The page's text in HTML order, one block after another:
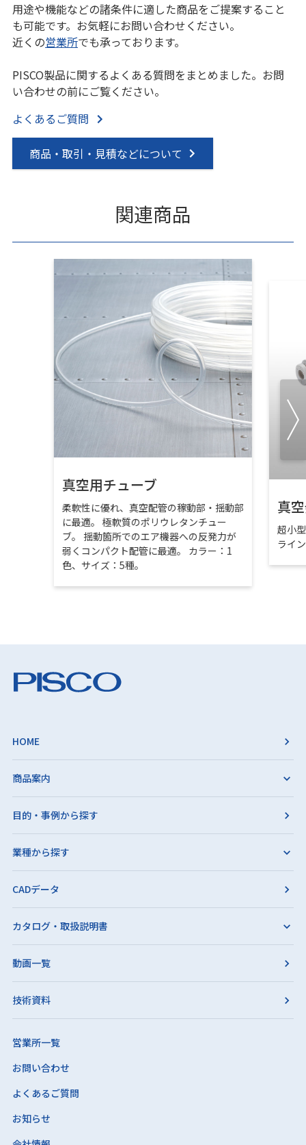
用途や機能などの諸条件に適した商品をご提案すること
も可能です。お気軽にお問い合わせください。
近くの営業所でも承っております。
PISCO製品に関するよくある質問をまとめました。お問
い合わせの前にご覧ください。
よくあるご質問
商品・取引・見積などについて
関連商品
真空用チューブ
柔軟性に優れ、真空配管の稼動部・揺動部
に最適。 極軟質のポリウレタンチュー
ブ。 揺動箇所でのエア機器への反発力が
弱くコンパクト配管に最適。 カラー：1
色、サイズ：5種。
真
超小
ライ
HOME
商品案内
目的・事例から探す
業種から探す
CADデータ
カタログ・取扱説明書
動画一覧
技術資料
営業所一覧
お問い合わせ
よくあるご質問
お知らせ